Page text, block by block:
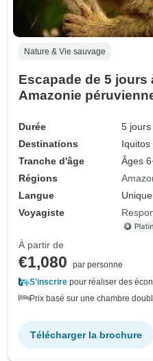
Nature & Vie sauvage
Escapade de 5 jours
Amazonie
Durée
5 jours
Destinations
Iquitos
Tranche d'âge
Âges
Régions
Langue
Voyagiste
À partir de
€1,080
par personne
S'inscrire pour réaliser des
Prix basé sur une chambre
Télécharger la brochure